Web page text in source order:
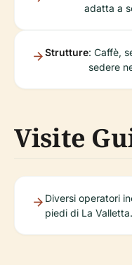
adatta a
Strutture: Caffè,
sedere
Visite
Diversi operatori
piedi di La